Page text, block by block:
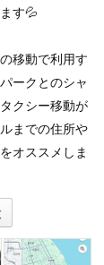
す💦
移動で利用す
ークとのシャ
クシー移動が
までの住所や
オススメしま